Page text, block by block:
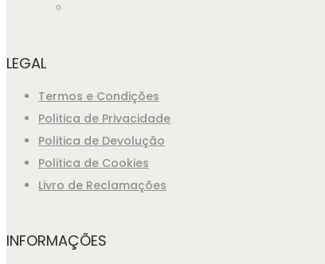
LEGAL
Termos e Condições
Politica de Privacidade
Politica de Devolução
Politica de Cookies
Livro de Reclamações
INFORMAÇÕES